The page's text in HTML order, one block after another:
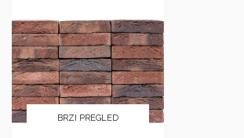
BRZI PREGLED